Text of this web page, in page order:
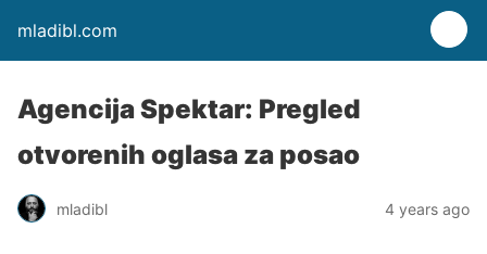
mladibl.com
Agencija Spektar: Pregled
otvorenih oglasa za posao
mladibl 4 years ago